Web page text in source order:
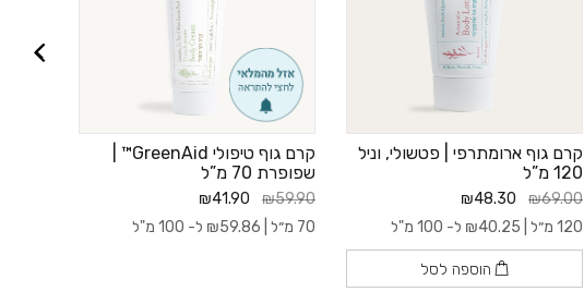
קרם גוף ארומתרפי | פטשולי, וניל
120 מ”ל
₪69.00
₪48.30
120 מ״ל |
₪40.25 ל- 100 מ"ל
הוספה לסל
קרם גוף טיפולי GreenAid™ |
שפופרת 70 מ”ל
₪59.90
₪41.90
70 מ״ל |
₪59.86 ל- 100 מ"ל